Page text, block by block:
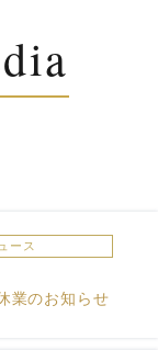
ース
業のお知らせ